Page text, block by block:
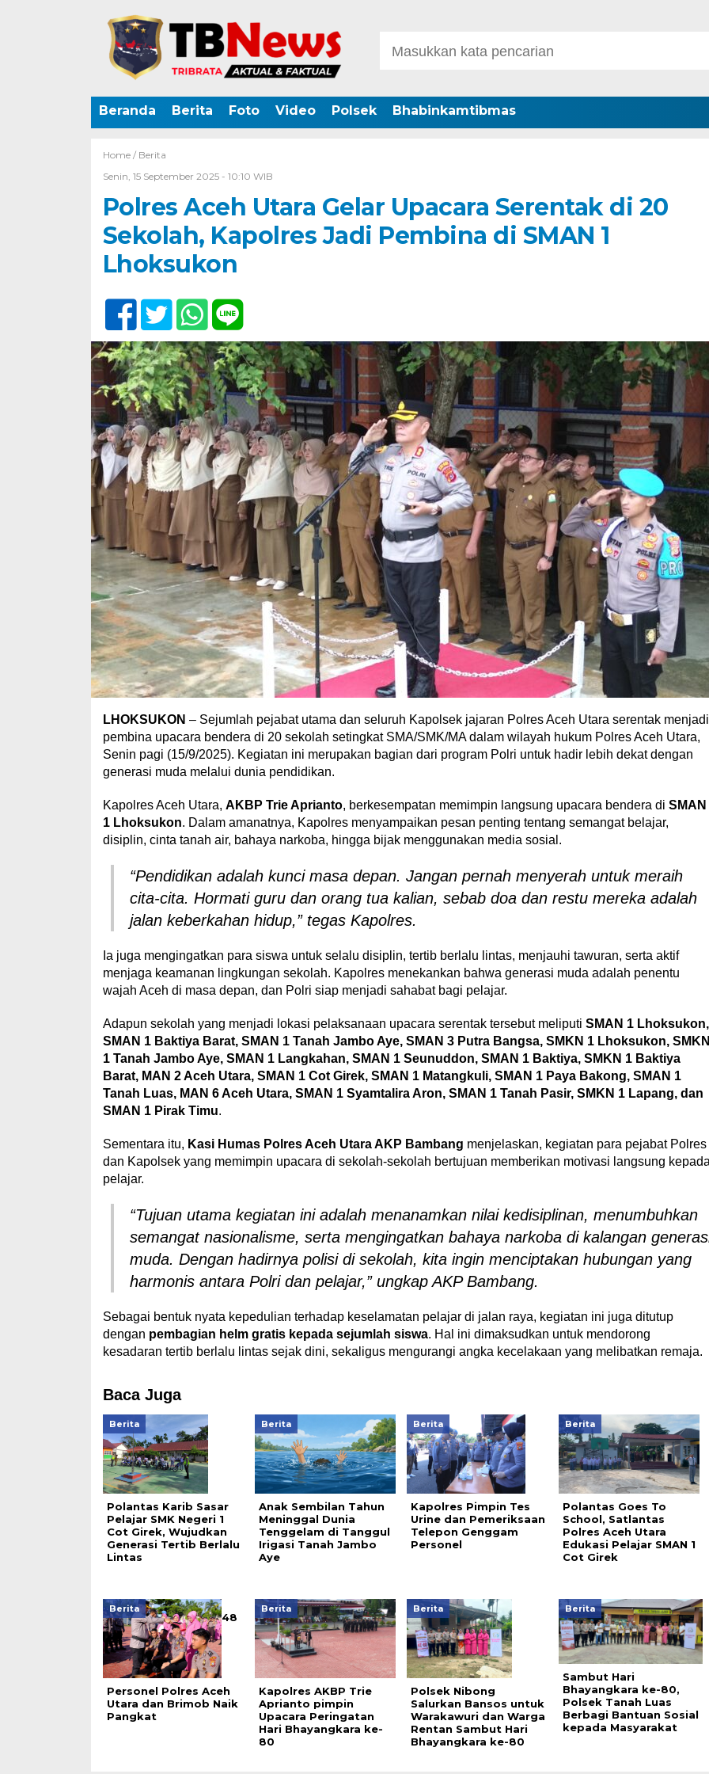
Beranda Berita Foto Video Polsek Bhabinkamtibmas
Home / Berita
Senin, 15 September 2025 - 10:10 WIB
Polres Aceh Utara Gelar Upacara Serentak di 20
Sekolah, Kapolres Jadi Pembina di SMAN 1
Lhoksukon
LHOKSUKON – Sejumlah pejabat utama dan seluruh Kapolsek jajaran Polres Aceh Utara serentak menjadi
pembina upacara bendera di 20 sekolah setingkat SMA/SMK/MA dalam wilayah hukum Polres Aceh Utara,
Senin pagi (15/9/2025). Kegiatan ini merupakan bagian dari program Polri untuk hadir lebih dekat dengan
generasi muda melalui dunia pendidikan.
Kapolres Aceh Utara, AKBP Trie Aprianto, berkesempatan memimpin langsung upacara bendera di SMAN
1 Lhoksukon. Dalam amanatnya, Kapolres menyampaikan pesan penting tentang semangat belajar,
disiplin, cinta tanah air, bahaya narkoba, hingga bijak menggunakan media sosial.
“Pendidikan adalah kunci masa depan. Jangan pernah menyerah untuk meraih
cita-cita. Hormati guru dan orang tua kalian, sebab doa dan restu mereka adalah
jalan keberkahan hidup,” tegas Kapolres.
Ia juga mengingatkan para siswa untuk selalu disiplin, tertib berlalu lintas, menjauhi tawuran, serta aktif
menjaga keamanan lingkungan sekolah. Kapolres menekankan bahwa generasi muda adalah penentu
wajah Aceh di masa depan, dan Polri siap menjadi sahabat bagi pelajar.
Adapun sekolah yang menjadi lokasi pelaksanaan upacara serentak tersebut meliputi SMAN 1 Lhoksukon,
SMAN 1 Baktiya Barat, SMAN 1 Tanah Jambo Aye, SMAN 3 Putra Bangsa, SMKN 1 Lhoksukon,
1 Tanah Jambo Aye, SMAN 1 Langkahan, SMAN 1 Seunuddon, SMAN 1 Baktiya, SMKN 1 Baktiya
Barat, MAN 2 Aceh Utara, SMAN 1 Cot Girek, SMAN 1 Matangkuli, SMAN 1 Paya Bakong, SMAN 1
Tanah Luas, MAN 6 Aceh Utara, SMAN 1 Syamtalira Aron, SMAN 1 Tanah Pasir, SMKN 1 Lapang, dan
SMAN 1 Pirak Timu.
Sementara itu, Kasi Humas Polres Aceh Utara AKP Bambang menjelaskan, kegiatan para pejabat Polres
dan Kapolsek yang memimpin upacara di sekolah-sekolah bertujuan memberikan motivasi langsung
pelajar.
“Tujuan utama kegiatan ini adalah menanamkan nilai kedisiplinan, menumbuhkan
semangat nasionalisme, serta mengingatkan bahaya narkoba di kalangan
muda. Dengan hadirnya polisi di sekolah, kita ingin menciptakan hubungan yang
harmonis antara Polri dan pelajar,” ungkap AKP Bambang.
Sebagai bentuk nyata kepedulian terhadap keselamatan pelajar di jalan raya, kegiatan ini juga ditutup
dengan pembagian helm gratis kepada sejumlah siswa. Hal ini dimaksudkan untuk mendorong
kesadaran tertib berlalu lintas sejak dini, sekaligus mengurangi angka kecelakaan yang melibatkan remaja.
Baca Juga
Berita
Polantas Karib Sasar
Pelajar SMK Negeri 1
Cot Girek, Wujudkan
Generasi Tertib Berlalu
Lintas
Berita
Anak Sembilan Tahun
Meninggal Dunia
Tenggelam di Tanggul
Irigasi Tanah Jambo
Aye
Berita
Kapolres Pimpin Tes
Urine dan Pemeriksaan
Telepon Genggam
Personel
Berita
Polantas Goes To
School, Satlantas
Polres Aceh Utara
Edukasi Pelajar SMAN 1
Cot Girek
Berita
48
Personel Polres Aceh
Utara dan Brimob Naik
Pangkat
Berita
Kapolres AKBP Trie
Aprianto pimpin
Upacara Peringatan
Hari Bhayangkara ke-
80
Berita
Polsek Nibong
Salurkan Bansos untuk
Warakawuri dan Warga
Rentan Sambut Hari
Bhayangkara ke-80
Berita
Sambut Hari
Bhayangkara ke-80,
Polsek Tanah Luas
Berbagi Bantuan Sosial
kepada Masyarakat